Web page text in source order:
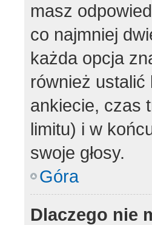
masz
co najmniej
każda opcja
również
ankiecie, czas
limitu) i w
swoje głosy.
Góra
Dlaczego nie